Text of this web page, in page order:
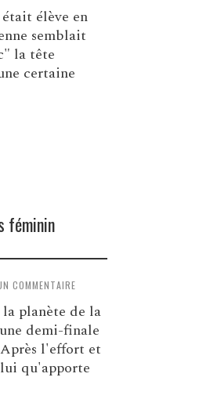
élève en
semblait
la tête
certaine
féminin
COMMENTAIRE
planète de la
demi-finale
l'effort et
qu'apporte